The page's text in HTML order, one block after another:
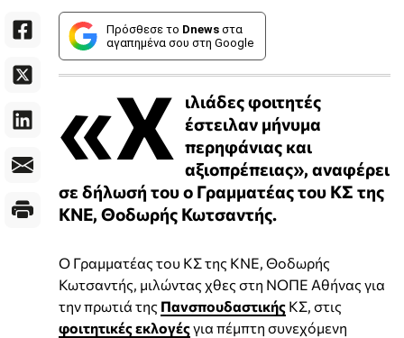
Πρόσθεσε το Dnews στα
αγαπημένα σου στη Google
«Χ
ιλιάδες φοιτητές
έστειλαν μήνυμα
περηφάνιας και
αξιοπρέπειας», αναφέρει
σε δήλωσή του ο Γραμματέας του ΚΣ της
ΚΝΕ, Θοδωρής Κωτσαντής.
Ο Γραμματέας του ΚΣ της ΚΝΕ, Θοδωρής
Κωτσαντής, μιλώντας χθες στη ΝΟΠΕ Αθήνας για
την πρωτιά της Πανσπουδαστικής ΚΣ, στις
φοιτητικές εκλογέςγια πέμπτη συνεχόμενη